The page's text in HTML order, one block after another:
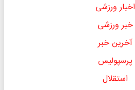
اخبار ورزشی
خبر ورزشی
آخرین خبر
پرسپولیس
استقلال